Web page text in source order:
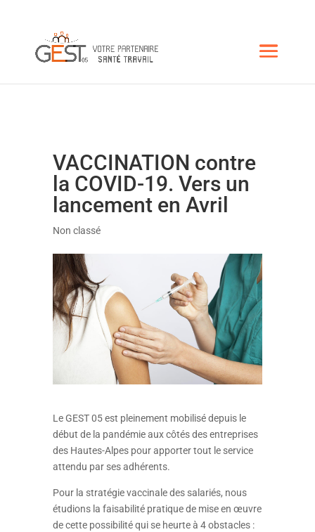
VACCINATION contre
la COVID-19. Vers un
lancement en Avril
Non classé
Le GEST 05 est pleinement mobilisé depuis le
début de la pandémie aux côtés des entreprises
des Hautes-Alpes pour apporter tout le service
attendu par ses adhérents.
Pour la stratégie vaccinale des salariés, nous
étudions la faisabilité pratique de mise en œuvre
de cette possibilité qui se heurte à 4 obstacles :